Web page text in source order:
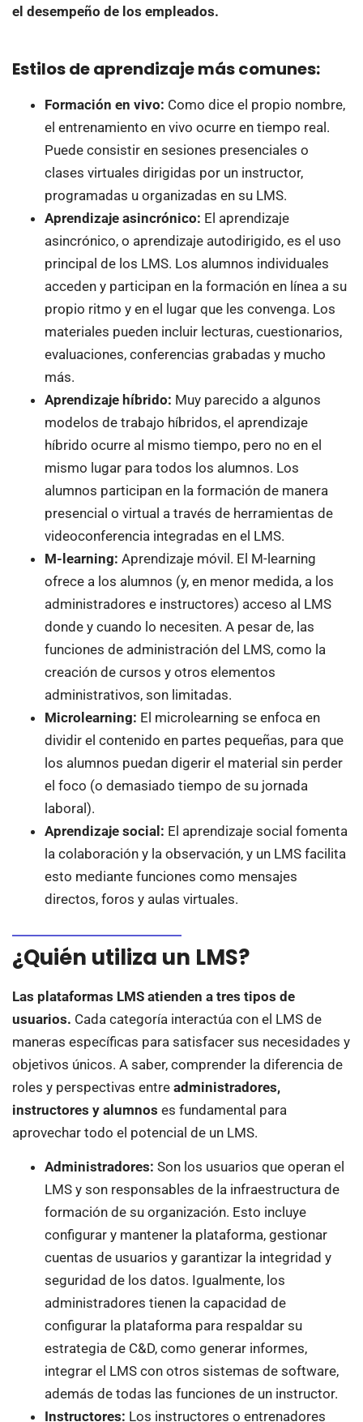
el desempeño de los empleados.
Estilos de aprendizaje más comunes:
Formación en vivo: Como dice el propio nombre,
el entrenamiento en vivo ocurre en tiempo real.
Puede consistir en sesiones presenciales o
clases virtuales dirigidas por un instructor,
programadas u organizadas en su LMS.
Aprendizaje asincrónico: El aprendizaje
asincrónico, o aprendizaje autodirigido, es el uso
principal de los LMS. Los alumnos individuales
acceden y participan en la formación en línea a su
propio ritmo y en el lugar que les convenga. Los
materiales pueden incluir lecturas, cuestionarios,
evaluaciones, conferencias grabadas y mucho
más.
Aprendizaje híbrido: Muy parecido a algunos
modelos de trabajo híbridos, el aprendizaje
híbrido ocurre al mismo tiempo, pero no en el
mismo lugar para todos los alumnos. Los
alumnos participan en la formación de manera
presencial o virtual a través de herramientas de
videoconferencia integradas en el LMS.
M-learning: Aprendizaje móvil. El M-learning
ofrece a los alumnos (y, en menor medida, a los
administradores e instructores) acceso al LMS
donde y cuando lo necesiten. A pesar de, las
funciones de administración del LMS, como la
creación de cursos y otros elementos
administrativos, son limitadas.
Microlearning: El microlearning se enfoca en
dividir el contenido en partes pequeñas, para que
los alumnos puedan digerir el material sin perder
el foco (o demasiado tiempo de su jornada
laboral).
Aprendizaje social: El aprendizaje social fomenta
la colaboración y la observación, y un LMS facilita
esto mediante funciones como mensajes
directos, foros y aulas virtuales.
¿Quién utiliza un LMS?
Las plataformas LMS atienden a tres tipos de
usuarios. Cada categoría interactúa con el LMS de
maneras específicas para satisfacer sus necesidades y
objetivos únicos. A saber, comprender la diferencia de
roles y perspectivas entre administradores,
instructores y alumnos es fundamental para
aprovechar todo el potencial de un LMS.
Administradores: Son los usuarios que operan el
LMS y son responsables de la infraestructura de
formación de su organización. Esto incluye
configurar y mantener la plataforma, gestionar
cuentas de usuarios y garantizar la integridad y
seguridad de los datos. Igualmente, los
administradores tienen la capacidad de
configurar la plataforma para respaldar su
estrategia de C&D, como generar informes,
integrar el LMS con otros sistemas de software,
además de todas las funciones de un instructor.
Instructores: Los instructores o entrenadores